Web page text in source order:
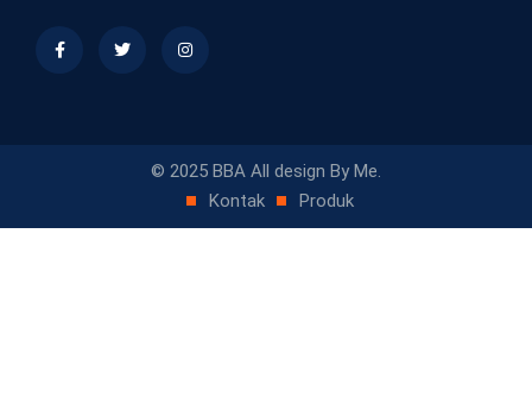
© 2025 BBA All design By Me.
Kontak
Produk